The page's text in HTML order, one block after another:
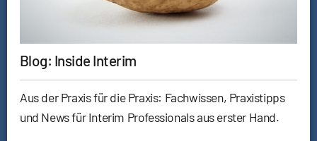
Blog: Inside Interim
Aus der Praxis für die Praxis: Fachwissen, Praxistipps
und News für Interim Professionals aus erster Hand.